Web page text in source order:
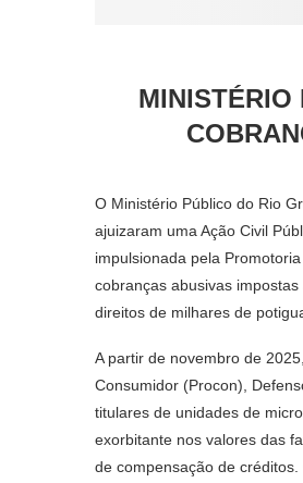
MINISTÉRIO
O Ministério Público do Rio
ajuizaram uma Ação Civil
impulsionada pela
cobranças abusivas
direitos de milhares de
A partir de novembro de
Consumidor (Procon),
titulares de unidades de
exorbitante nos valores das
de compensação de